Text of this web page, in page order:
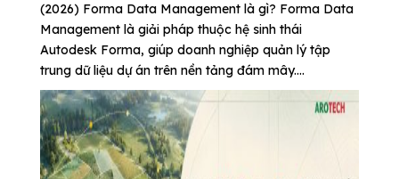
(2026) Forma Data Management là gì? Forma Data
Management là giải pháp thuộc hệ sinh thái
Autodesk Forma, giúp doanh nghiệp quản lý tập
trung dữ liệu dự án trên nền tảng đám mây....